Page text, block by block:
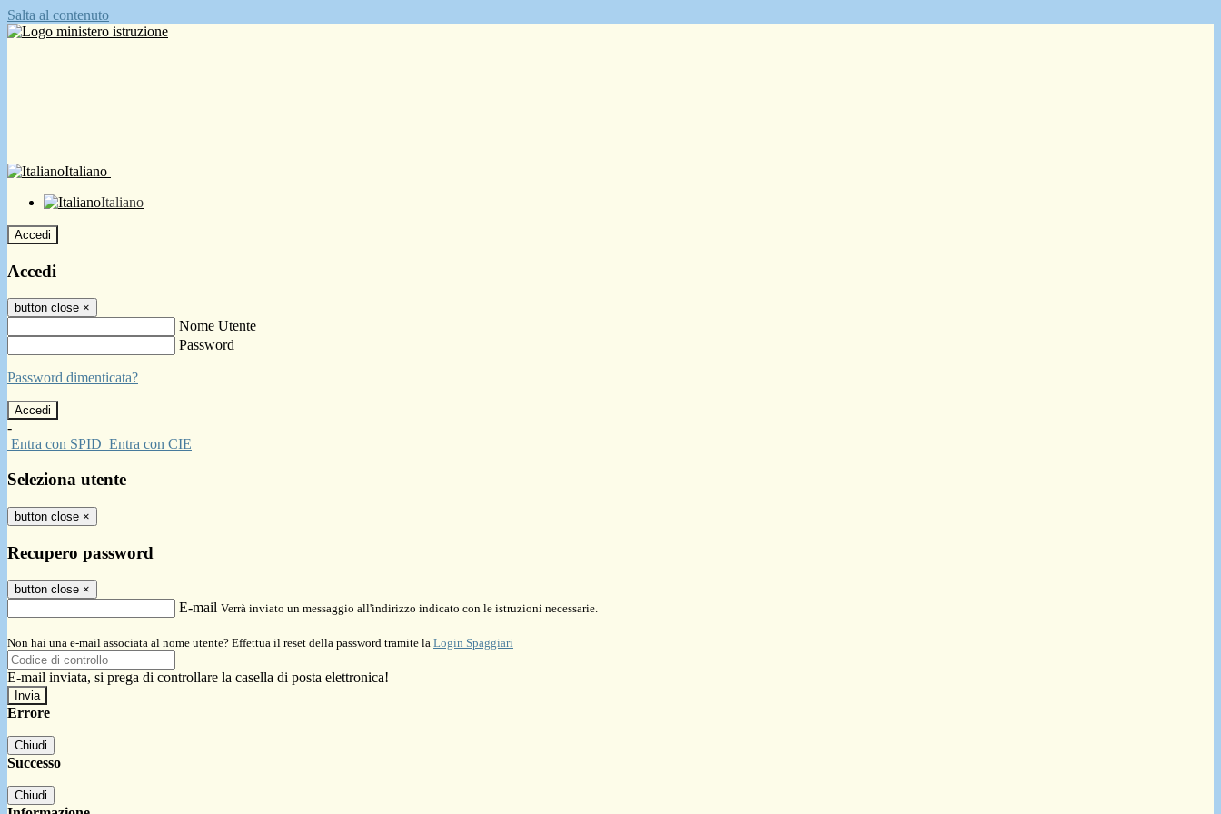
Salta al contenuto
Italiano
Italiano
Accedi
Accedi
button close ×
Nome Utente
Password
Password dimenticata?
-
Entra con SPID Entra con CIE
Seleziona utente
button close ×
Recupero password
button close ×
E-mail Verrà inviato un messaggio all'indirizzo indicato con le istruzioni necessarie.
Non hai una e-mail associata al nome utente? Effettua il reset della password tramite la Login Spaggiari
E-mail inviata, si prega di controllare la casella di posta elettronica!
Errore
Chiudi
Successo
Chiudi